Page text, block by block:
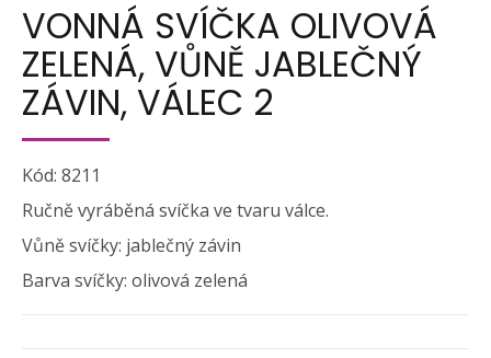
VONNÁ SVÍČKA OLIVOVÁ
ZELENÁ, VŮNĚ JABLEČNÝ
ZÁVIN, VÁLEC 2
Kód: 8211
Ručně vyráběná svíčka ve tvaru válce.
Vůně svíčky: jablečný závin
Barva svíčky: olivová zelená